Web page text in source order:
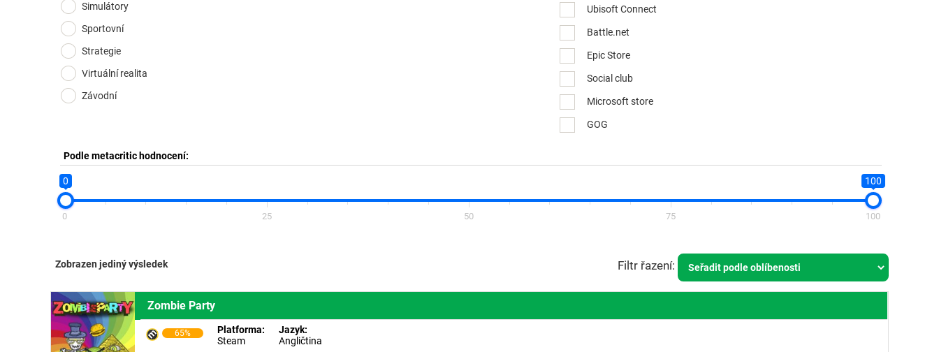
Simulátory
Sportovní
Strategie
Virtuální realita
Závodní
Ubisoft Connect
Battle.net
Epic Store
Social club
Microsoft store
GOG
Podle metacritic hodnocení:
0 100
0 25 50 75 100
Zobrazen jediný výsledek
Zombie Party
65%
Platforma:
Steam
Jazyk:
Angličtina